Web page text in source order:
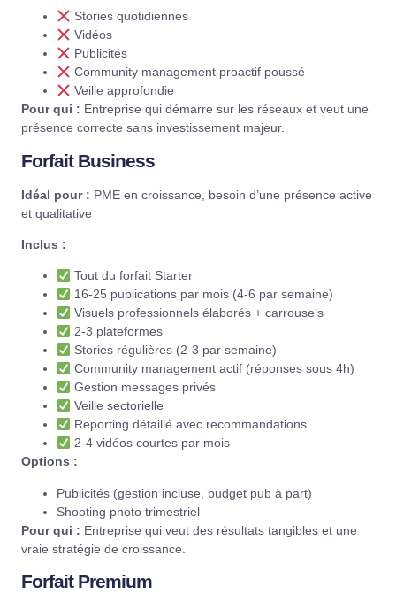
Stories quotidiennes
Vidéos
Publicités
Community management proactif poussé
Veille approfondie
Pour qui : Entreprise qui démarre sur les réseaux et veut une
présence correcte sans investissement majeur.
Forfait Business
Idéal pour : PME en croissance, besoin d’une présence active
et qualitative
Inclus :
Tout du forfait Starter
16-25 publications par mois (4-6 par semaine)
Visuels professionnels élaborés + carrousels
2-3 plateformes
Stories régulières (2-3 par semaine)
Community management actif (réponses sous 4h)
Gestion messages privés
Veille sectorielle
Reporting détaillé avec recommandations
2-4 vidéos courtes par mois
Options :
Publicités (gestion incluse, budget pub à part)
Shooting photo trimestriel
Pour qui : Entreprise qui veut des résultats tangibles et une
vraie stratégie de croissance.
Forfait Premium